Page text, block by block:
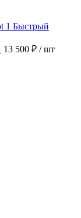
Быстрый
13 500 ₽ / шт